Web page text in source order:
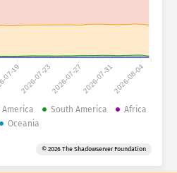
Superpuestos
192026-07-232026-07-272026-07-312026-08-04
America South America
Africa
Oceania
© 2026 The Shadowserver Foundation